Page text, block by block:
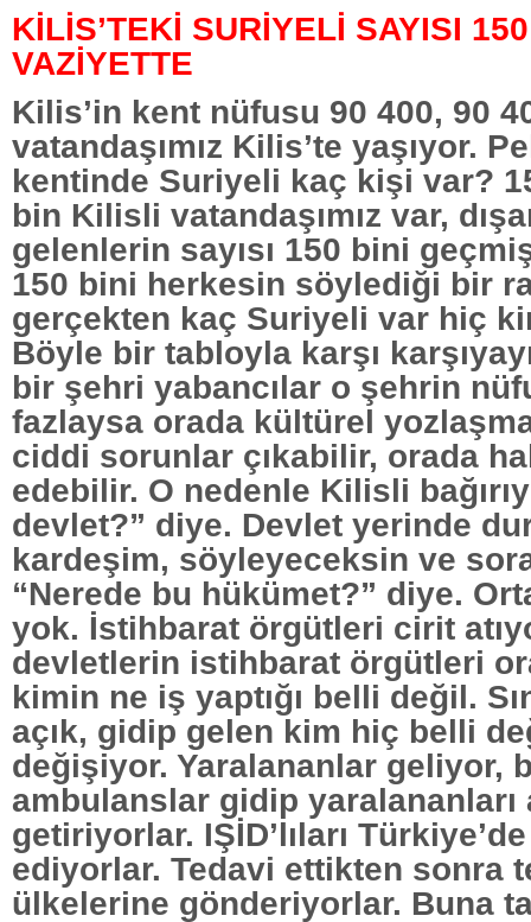
KİLİS’TEKİ SURİYELİ SAYISI
VAZİYETTE
Kilis’in kent nüfusu 90 400, 90
vatandaşımız Kilis’te yaşıyor.
kentinde Suriyeli kaç kişi var?
bin Kilisli vatandaşımız var,
gelenlerin sayısı 150 bini
150 bini herkesin söylediği bir
gerçekten kaç Suriyeli var hiç
Böyle bir tabloyla karşı
bir şehri yabancılar o şehrin
fazlaysa orada kültürel
ciddi sorunlar çıkabilir, orada
edebilir. O nedenle Kilisli
devlet?” diye. Devlet yerinde
kardeşim, söyleyeceksin ve
“Nerede bu hükümet?” diye.
yok. İstihbarat örgütleri cirit
devletlerin istihbarat örgütleri
kimin ne iş yaptığı belli değil.
açık, gidip gelen kim hiç belli
değişiyor. Yaralananlar geliyor,
ambulanslar gidip yaralananları
getiriyorlar. IŞİD’lıları
ediyorlar. Tedavi ettikten sonra
ülkelerine gönderiyorlar. Buna